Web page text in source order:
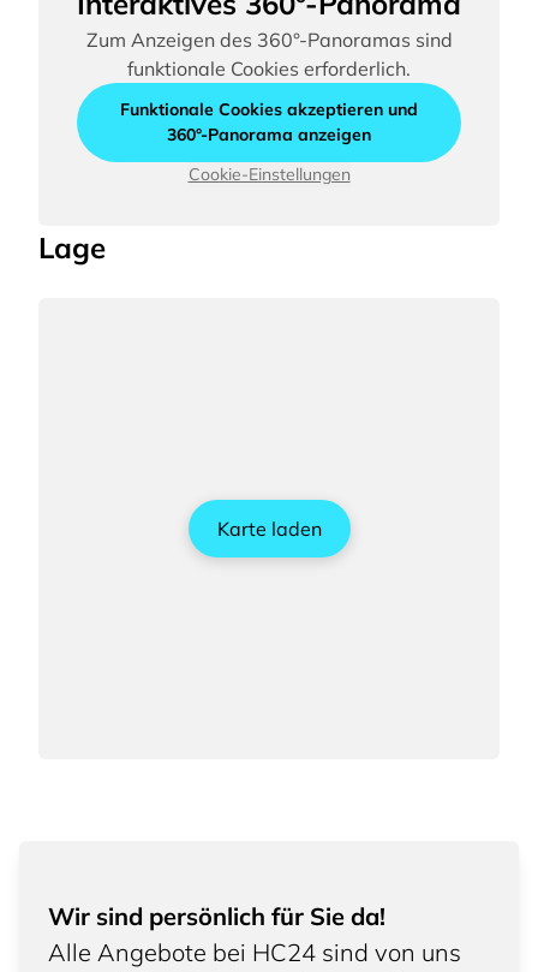
Zum Anzeigen des 360°-Panoramas sind
funktionale Cookies erforderlich.
Funktionale Cookies akzeptieren und
360°-Panorama anzeigen
Cookie-Einstellungen
Lage
Karte laden
Wir sind persönlich für Sie da!
Alle Angebote bei HC24 sind von uns